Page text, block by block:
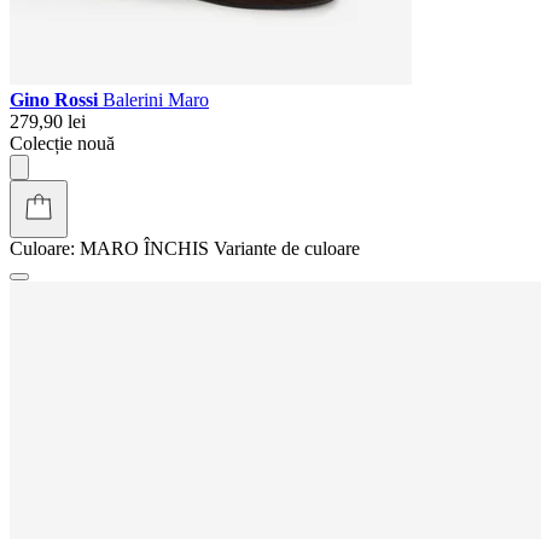
Gino Rossi Balerini Maro
279,90 lei
Colecție nouă
Culoare: MARO ÎNCHIS Variante de culoare